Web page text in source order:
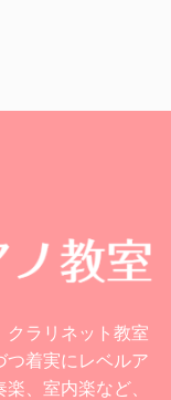
クラリネット教室
つ着実にレベルア
、室内楽など、